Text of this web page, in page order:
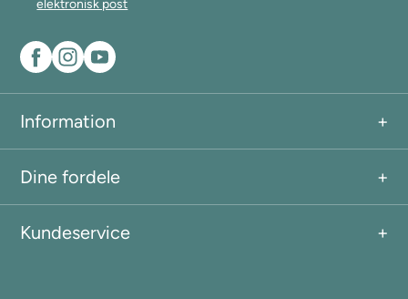
elektronisk post
Information
Dine fordele
Kundeservice